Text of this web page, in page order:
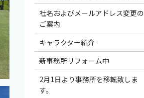
社名およびメールアドレス変更の
ご案内
キャラクター紹介
新事務所リフォーム中
2月1日より事務所を移転致しま
す。